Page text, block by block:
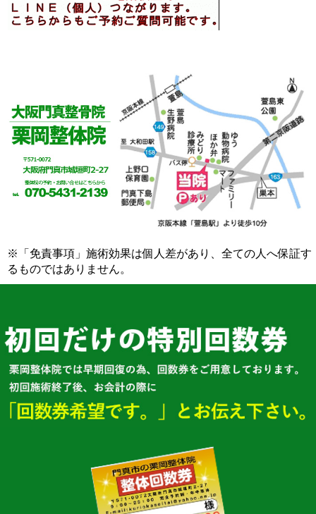
※「免責事項」施術効果は個人差があり、全ての人へ保証す
るものではありません。